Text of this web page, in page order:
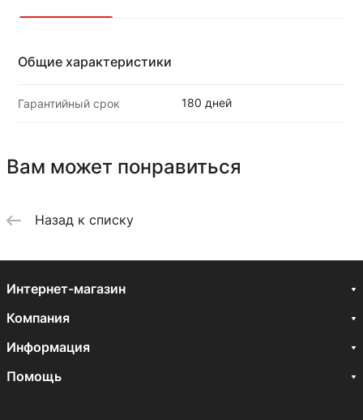
Общие характеристики
Гарантийный срок 180 дней
Вам может понравиться
Назад к списку
Интернет-магазин
Компания
Информация
Помощь